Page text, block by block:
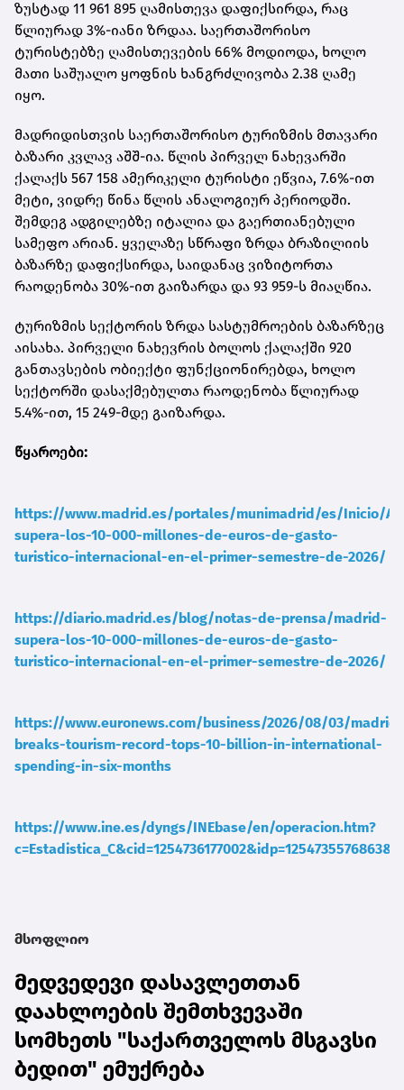
ზუსტად 11 961 895 ღამისთევა დაფიქსირდა, რაც
წლიურად 3%-იანი ზრდაა. საერთაშორისო
ტურისტებზე ღამისთევების 66% მოდიოდა, ხოლო
მათი საშუალო ყოფნის ხანგრძლივობა 2.38 ღამე
იყო.
მადრიდისთვის საერთაშორისო ტურიზმის მთავარი
ბაზარი კვლავ აშშ-ია. წლის პირველ ნახევარში
ქალაქს 567 158 ამერიკელი ტურისტი ეწვია, 7.6%-ით
მეტი, ვიდრე წინა წლის ანალოგიურ პერიოდში.
შემდეგ ადგილებზე იტალია და გაერთიანებული
სამეფო არიან. ყველაზე სწრაფი ზრდა ბრაზილიის
ბაზარზე დაფიქსირდა, საიდანაც ვიზიტორთა
რაოდენობა 30%-ით გაიზარდა და 93 959-ს მიაღწია.
ტურიზმის სექტორის ზრდა სასტუმროების ბაზარზეც
აისახა. პირველი ნახევრის ბოლოს ქალაქში 920
განთავსების ობიექტი ფუნქციონირებდა, ხოლო
სექტორში დასაქმებულთა რაოდენობა წლიურად
5.4%-ით, 15 249-მდე გაიზარდა.
წყაროები:
https://www.madrid.es/portales/munimadrid/es/Inicio/
supera-los-10-000-millones-de-euros-de-gasto-
turistico-internacional-en-el-primer-semestre-de-2026/
https://diario.madrid.es/blog/notas-de-prensa/madrid-
supera-los-10-000-millones-de-euros-de-gasto-
turistico-internacional-en-el-primer-semestre-de-2026/
https://www.euronews.com/business/2026/08/03/madrid-
breaks-tourism-record-tops-10-billion-in-international-
spending-in-six-months
https://www.ine.es/dyngs/INEbase/en/operacion.htm?
მსოფლიო
მედვედევი დასავლეთთან
დაახლოების შემთხვევაში
სომხეთს "საქართველოს მსგავსი
ბედით" ემუქრება